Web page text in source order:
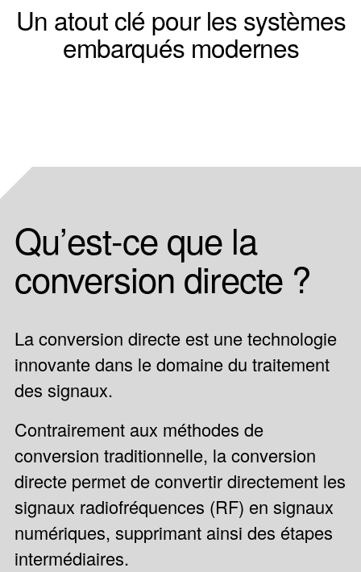
Un atout clé pour les systèmes
embarqués modernes
Qu’est-ce que la
conversion directe ?
La conversion directe est une technologie
innovante dans le domaine du traitement
des signaux.
Contrairement aux méthodes de
conversion traditionnelle, la conversion
directe permet de convertir directement les
signaux radiofréquences (RF) en signaux
numériques, supprimant ainsi des étapes
intermédiaires.